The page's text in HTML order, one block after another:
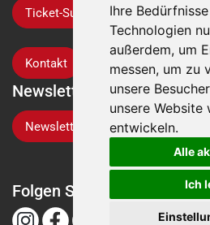
Ihre
Technologien
außerdem, um
messen, um zu
unsere
unsere Website
entwickeln.
Alle
Ich
Ticket-Support
Kontakt
Newsletter
Newsletter-Anmeldung
Folgen Sie der Suisse Tier